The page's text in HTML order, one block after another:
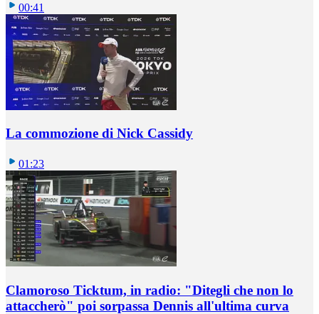
00:41
La commozione di Nick Cassidy
01:23
Clamoroso Ticktum, in radio: "Ditegli che non lo
attaccherò" poi sorpassa Dennis all'ultima curva